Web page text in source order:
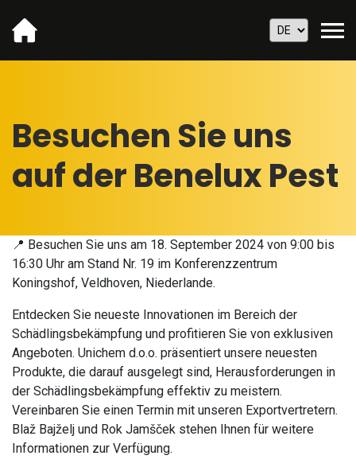
Besuchen Sie uns
auf der Benelux Pest
📍 Besuchen Sie uns am 18. September 2024 von 9:00 bis
16:30 Uhr am Stand Nr. 19 im Konferenzzentrum
Koningshof, Veldhoven, Niederlande.
Entdecken Sie neueste Innovationen im Bereich der
Schädlingsbekämpfung und profitieren Sie von exklusiven
Angeboten. Unichem d.o.o. präsentiert unsere neuesten
Produkte, die darauf ausgelegt sind, Herausforderungen in
der Schädlingsbekämpfung effektiv zu meistern.
Vereinbaren Sie einen Termin mit unseren Exportvertretern.
Blaž Bajželj und Rok Jamšček stehen Ihnen für weitere
Informationen zur Verfügung.